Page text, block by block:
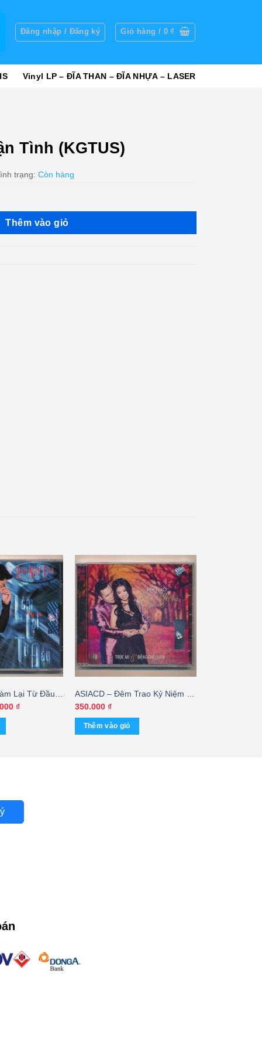
Đăng nhập / Đăng ký Giỏ hàng / 0₫
Vinyl LP – ĐĨA THAN – ĐĨA NHỰA – LASER
Tình (KGTUS)
trạng: Còn hàng
Thêm vào giỏ
Lại Từ Đầu –
BÌA
₫Giá
ASIACD – Đêm Trao Kỷ Niệm –
Trúc Mi – Đặng Thế Luân
350.000 ₫
Thêm vào giỏ